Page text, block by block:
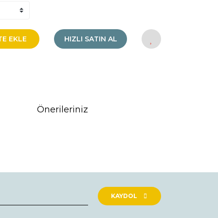
EKLE HIZLI SATIN AL
Önerileriniz
KAYDOL